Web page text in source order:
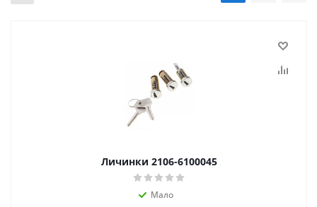
Личинки 2106-6100045
Мало